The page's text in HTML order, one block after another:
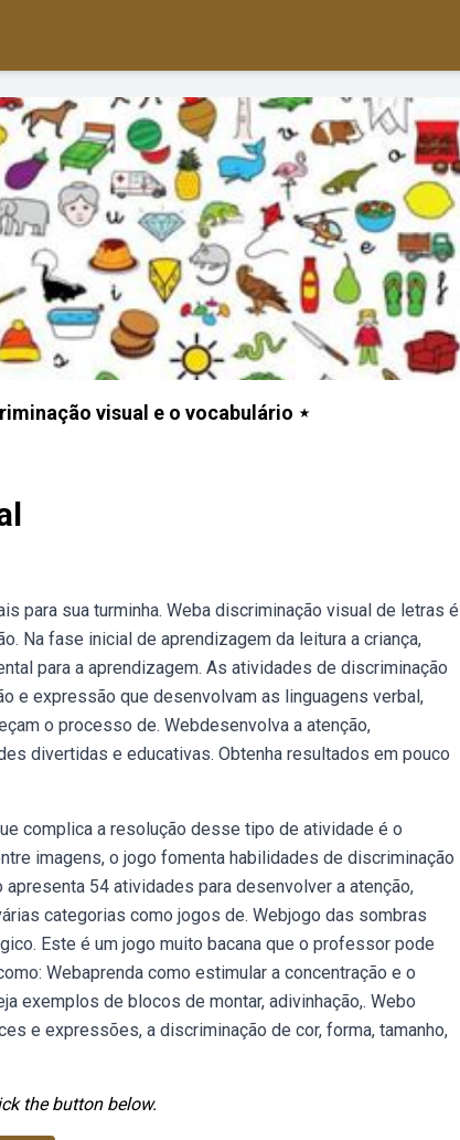
visual e o vocabulário ⋆
para sua turminha. Weba discriminação visual de letras é
Na fase inicial de aprendizagem da leitura a criança,
para a aprendizagem. As atividades de discriminação
e expressão que desenvolvam as linguagens verbal,
o processo de. Webdesenvolva a atenção,
divertidas e educativas. Obtenha resultados em pouco
complica a resolução desse tipo de atividade é o
imagens, o jogo fomenta habilidades de discriminação
54 atividades para desenvolver a atenção,
categorias como jogos de. Webjogo das sombras
Este é um jogo muito bacana que o professor pode
Webaprenda como estimular a concentração e o
exemplos de blocos de montar, adivinhação,. Webo
e expressões, a discriminação de cor, forma, tamanho,
the button below.